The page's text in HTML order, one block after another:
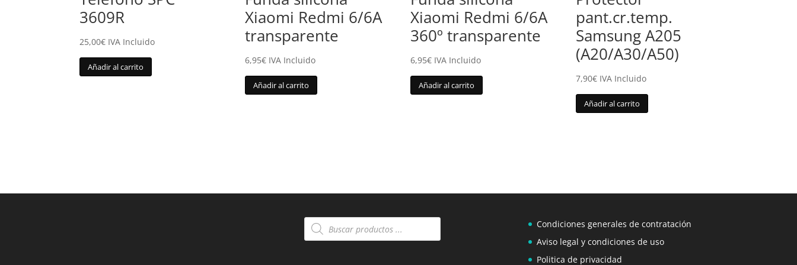
3609R
25,00€ IVA Incluido
Añadir al carrito
Xiaomi Redmi 6/6A
transparente
6,95€ IVA Incluido
Añadir al carrito
Xiaomi Redmi 6/6A
360º transparente
6,95€ IVA Incluido
Añadir al carrito
pant.cr.temp.
Samsung A205
(A20/A30/A50)
7,90€ IVA Incluido
Añadir al carrito
Búsqueda
de
Condiciones generales de contratación
Aviso legal y condiciones de uso
Politica de privacidad